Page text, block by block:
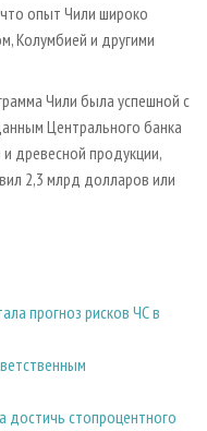
опыт Чили широко
Колумбией и другими
Чили была успешной с
Центрального банка
древесной продукции,
2,3 млрд долларов или
прогноз рисков ЧС в
достичь стопроцентного